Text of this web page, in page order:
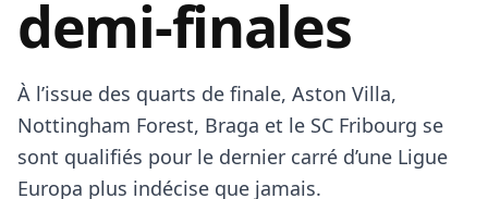
demi-finales
À l’issue des quarts de finale, Aston Villa,
Nottingham Forest, Braga et le SC Fribourg se
sont qualifiés pour le dernier carré d’une Ligue
Europa plus indécise que jamais.